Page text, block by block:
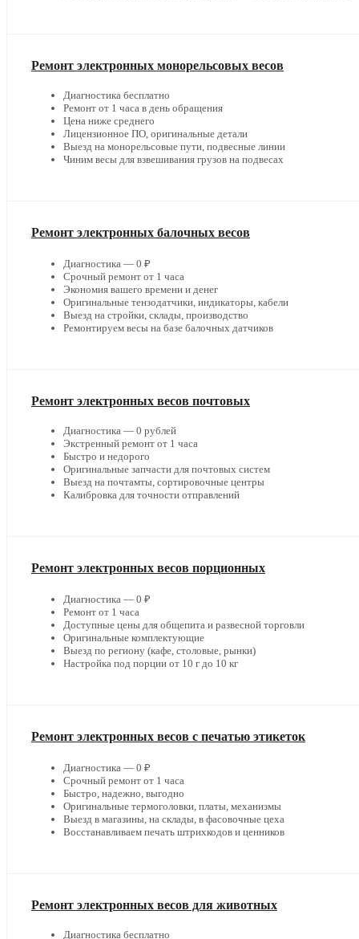
Ремонт электронных монорельсовых весов
Диагностика бесплатно
Ремонт от 1 часа в день обращения
Цена ниже среднего
Лицензионное ПО, оригинальные детали
Выезд на монорельсовые пути, подвесные линии
Чиним весы для взвешивания грузов на подвесах
Ремонт электронных балочных весов
Диагностика — 0 ₽
Срочный ремонт от 1 часа
Экономия вашего времени и денег
Оригинальные тензодатчики, индикаторы, кабели
Выезд на стройки, склады, производство
Ремонтируем весы на базе балочных датчиков
Ремонт электронных весов почтовых
Диагностика — 0 рублей
Экстренный ремонт от 1 часа
Быстро и недорого
Оригинальные запчасти для почтовых систем
Выезд на почтамты, сортировочные центры
Калибровка для точности отправлений
Ремонт электронных весов порционных
Диагностика — 0 ₽
Ремонт от 1 часа
Доступные цены для общепита и развесной торговли
Оригинальные комплектующие
Выезд по региону (кафе, столовые, рынки)
Настройка под порции от 10 г до 10 кг
Ремонт электронных весов с печатью этикеток
Диагностика — 0 ₽
Срочный ремонт от 1 часа
Быстро, надежно, выгодно
Оригинальные термоголовки, платы, механизмы
Выезд в магазины, на склады, в фасовочные цеха
Восстанавливаем печать штрихкодов и ценников
Ремонт электронных весов для животных
Диагностика бесплатно